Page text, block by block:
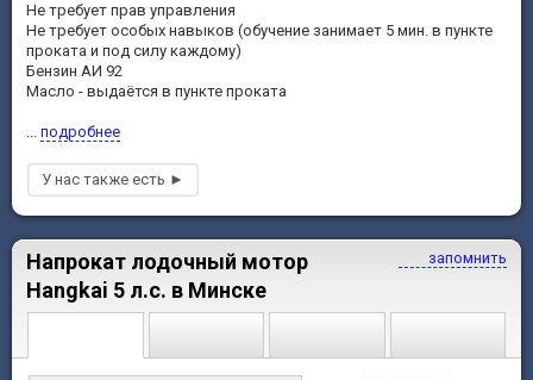
Не требует прав управления
Не требует особых навыков (обучение занимает 5 мин. в пункте
проката и под силу каждому)
Бензин АИ 92
Масло - выдаётся в пункте проката
... подробнее
запомнить
Напрокат лодочный мотор
Hangkai 5 л.с. в Минске